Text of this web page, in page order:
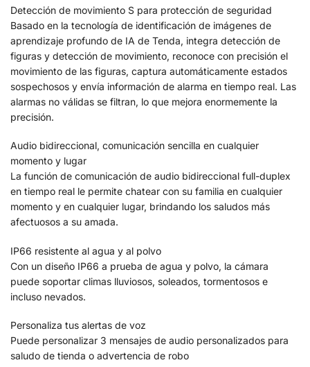
Detección de movimiento S para protección de seguridad
Basado en la tecnología de identificación de imágenes de
aprendizaje profundo de IA de Tenda, integra detección de
figuras y detección de movimiento, reconoce con precisión el
movimiento de las figuras, captura automáticamente estados
sospechosos y envía información de alarma en tiempo real. Las
alarmas no válidas se filtran, lo que mejora enormemente la
precisión.
Audio bidireccional, comunicación sencilla en cualquier
momento y lugar
La función de comunicación de audio bidireccional full-duplex
en tiempo real le permite chatear con su familia en cualquier
momento y en cualquier lugar, brindando los saludos más
afectuosos a su amada.
IP66 resistente al agua y al polvo
Con un diseño IP66 a prueba de agua y polvo, la cámara
puede soportar climas lluviosos, soleados, tormentosos e
incluso nevados.
Personaliza tus alertas de voz
Puede personalizar 3 mensajes de audio personalizados para
saludo de tienda o advertencia de robo